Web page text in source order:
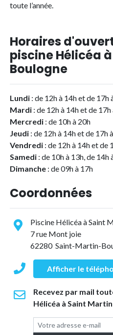
toute l’année.
Horaires
piscine Hélicéa
Boulogne
Lundi : de 12h à 14h et de 17h
Mardi : de 12h à 14h et de 17h
Mercredi : de 10h à 20h
Jeudi : de 12h à 14h et de 17h
Vendredi : de 12h à 14h et de
Samedi : de 10h à 13h, de
Dimanche : de 09h à 17h
Coordonnées
Piscine Hélicéa à Saint
7 rue Mont joie
62280 Saint-Martin-
Afficher le
Recevez par mail
Hélicéa à Saint